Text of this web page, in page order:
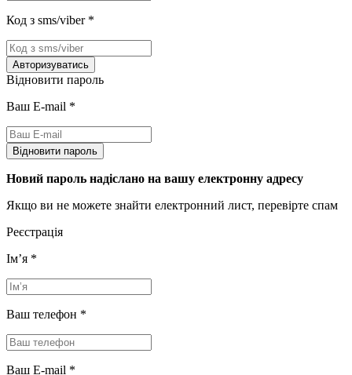
Код з sms/viber *
Авторизуватись
Відновити пароль
Ваш E-mail *
Відновити пароль
Новий пароль надіслано на вашу електронну адресу
Якщо ви не можете знайти електронний лист, перевірте спам
Реєстрація
Імʼя *
Ваш телефон *
Ваш E-mail *